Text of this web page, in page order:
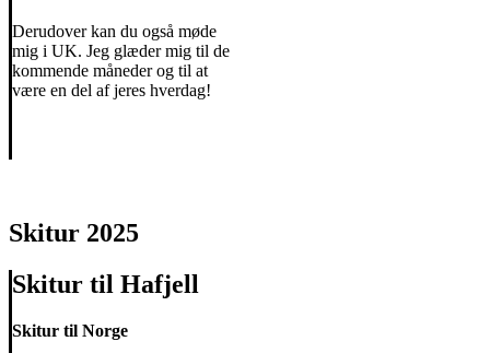
Derudover kan du også møde
mig i UK. Jeg glæder mig til de
kommende måneder og til at
være en del af jeres hverdag!
Skitur 2025
Skitur til Hafjell
Skitur til Norge